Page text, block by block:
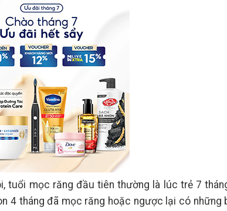
tuổi mọc răng đầu tiên thường là lúc trẻ 7
4 tháng đã mọc răng hoặc ngược lại có những